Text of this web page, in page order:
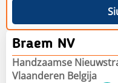
Braem NV
Handzaamse
Vlaanderen Belgija